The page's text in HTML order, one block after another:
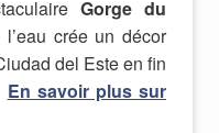
Gorge du
crée un décor
del Este en fin
En savoir plus sur